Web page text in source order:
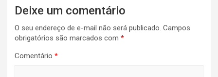
Navegação
de
Post
Deixe um comentário
O seu endereço de e-mail não será publicado. Campos
obrigatórios são marcados com *
Comentário *